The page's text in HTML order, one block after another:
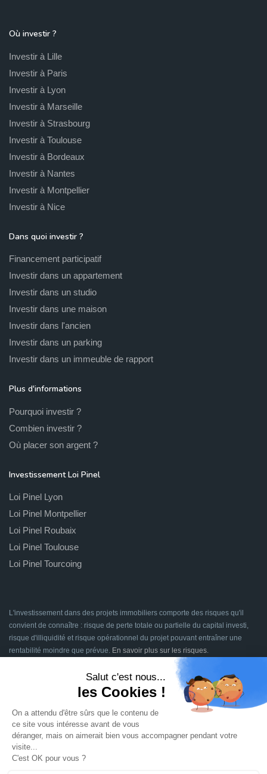
Où investir ?
Investir à Lille
Investir à Paris
Investir à Lyon
Investir à Marseille
Investir à Strasbourg
Investir à Toulouse
Investir à Bordeaux
Investir à Nantes
Investir à Montpellier
Investir à Nice
Dans quoi investir ?
Financement participatif
Investir dans un appartement
Investir dans un studio
Investir dans une maison
Investir dans l'ancien
Investir dans un parking
Investir dans un immeuble de rapport
Plus d'informations
Pourquoi investir ?
Combien investir ?
Où placer son argent ?
Investissement Loi Pinel
Loi Pinel Lyon
Loi Pinel Montpellier
Loi Pinel Roubaix
Loi Pinel Toulouse
Loi Pinel Tourcoing
L'investissement dans des projets immobiliers comporte des risques qu'il
convient de connaître : risque de perte totale ou partielle du capital investi,
risque d'illiquidité et risque opérationnel du projet pouvant entraîner une
rentabilité moindre que prévue. En savoir plus sur les risques
Signatures en ligne assurées par